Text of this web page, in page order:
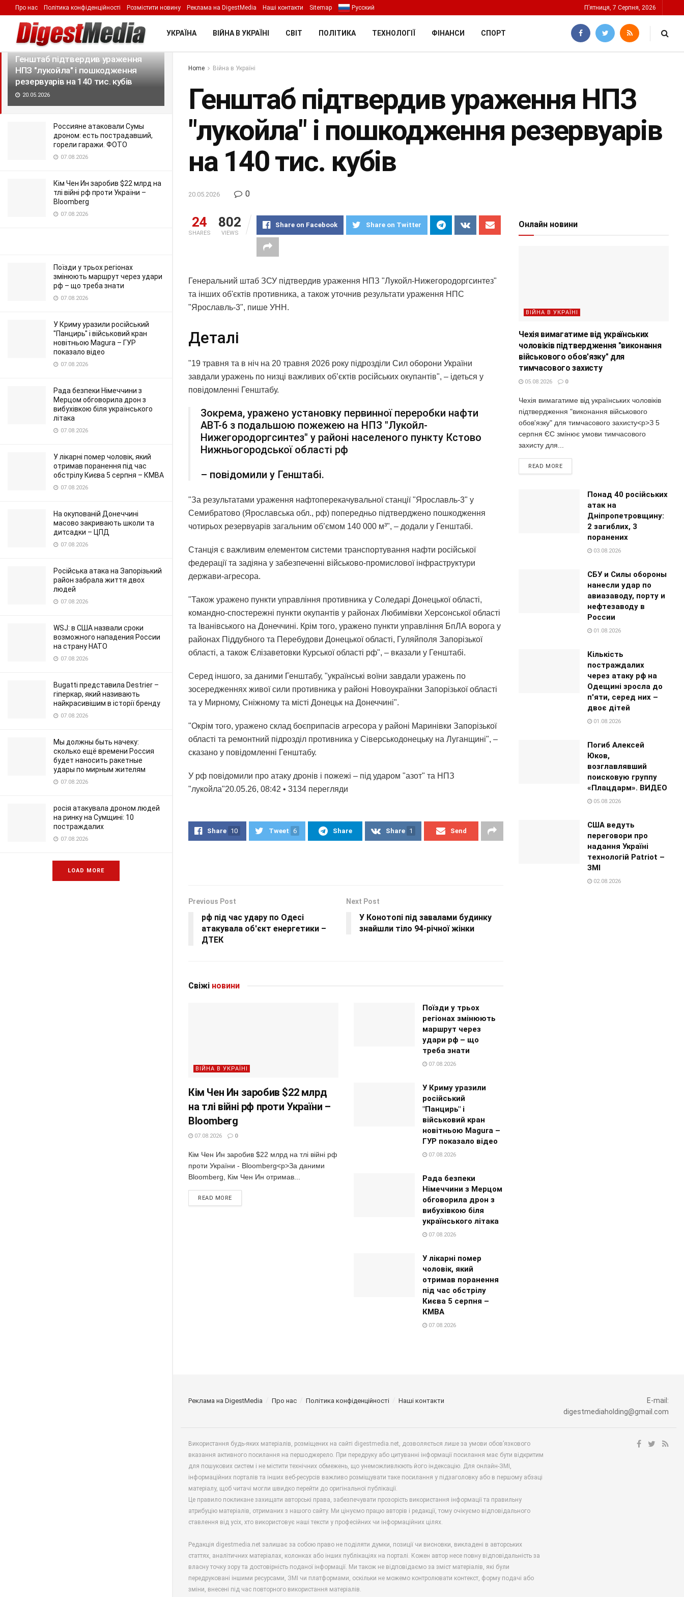
LATEST TRENDING Filter
Генштаб підтвердив ураження
НПЗ "лукойла" і пошкодження
резервуарів на 140 тис. кубів
20.05.2026
Россияне атаковали Сумы
дроном: есть пострадавший,
горели гаражи. ФОТО
07.08.2026
Кім Чен Ин заробив $22 млрд на
тлі війні рф проти України –
Bloomberg
07.08.2026
Поїзди у трьох регіонах
змінюють маршрут через удари
рф – що треба знати
07.08.2026
У Криму уразили російський
"Панцирь" і військовий кран
новітньою Magura – ГУР
показало відео
07.08.2026
Рада безпеки Німеччини з
Мерцом обговорила дрон з
вибухівкою біля українського
літака
07.08.2026
У лікарні помер чоловік, який
отримав поранення під час
обстрілу Києва 5 серпня – КМВА
07.08.2026
На окупованій Донеччині
масово закривають школи та
дитсадки – ЦПД
07.08.2026
Російська атака на Запорізький
район забрала життя двох
людей
07.08.2026
WSJ: в США назвали сроки
возможного нападения России
на страну НАТО
07.08.2026
Bugatti представила Destrier –
гіперкар, який називають
найкрасивішим в історії бренду
07.08.2026
Мы должны быть начеку:
сколько ещё времени Россия
будет наносить ракетные
удары по мирным жителям
07.08.2026
росія атакувала дроном людей
на ринку на Сумщині: 10
постраждалих
07.08.2026
LOAD MORE
Про нас Політика конфіденційності Розмістити новину Реклама на DigestMedia Наші контакти Sitemap Русский П’ятниця, 7 Серпня, 2026
УКРАЇНА ВІЙНА В УКРАЇНІ СВІТ ПОЛІТИКА ТЕХНОЛОГІЇ ФІНАНСИ СПОРТ
Home Війна в Україні
Генштаб підтвердив ураження НПЗ
"лукойла" і пошкодження резервуарів
на 140 тис. кубів
20.05.2026 0
24
SHARES
802
VIEWS
Share on Facebook Share on Twitter
Генеральний штаб ЗСУ підтвердив ураження НПЗ "Лукойл-Нижегородоргсинтез"
та інших об'єктів противника, а також уточнив результати ураження НПС
"Ярославль-3", пише УНН.
Деталі
"19 травня та в ніч на 20 травня 2026 року підрозділи Сил оборони України
завдали уражень по низці важливих об’єктів російських окупантів", – ідеться у
повідомленні Генштабу.
Зокрема, уражено установку первинної переробки нафти
АВТ-6 з подальшою пожежею на НПЗ "Лукойл-
Нижегородоргсинтез" у районі населеного пункту Кстово
Нижньогородської області рф
– повідомили у Генштабі.
"За результатами ураження нафтоперекачувальної станції "Ярославль-3" у
Семибратово (Ярославська обл., рф) попередньо підтверджено пошкодження
чотирьох резервуарів загальним об’ємом 140 000 м³", – додали у Генштабі.
Станція є важливим елементом системи транспортування нафти російської
федерації та задіяна у забезпеченні військово-промислової інфраструктури
держави-агресора.
"Також уражено пункти управління противника у Соледарі Донецької області,
командно-спостережні пункти окупантів у районах Любимівки Херсонської області
та Іванівського на Донеччині. Крім того, уражено пункти управління БпЛА ворога у
районах Піддубного та Перебудови Донецької області, Гуляйполя Запорізької
області, а також Єлізаветовки Курської області рф", – вказали у Генштабі.
Серед іншого, за даними Генштабу, "українські воїни завдали уражень по
зосередженнях живої сили противника у районі Новоукраїнки Запорізької області
та у Мирному, Сніжному та місті Донецьк на Донеччині".
"Окрім того, уражено склад боєприпасів агресора у районі Маринівки Запорізької
області та ремонтний підрозділ противника у Сіверськодонецьку на Луганщині", –
сказано у повідомленні Генштабу.
У рф повідомили про атаку дронів і пожежі – під ударом "азот" та НПЗ
"лукойла"20.05.26, 08:42 • 3134 перегляди
Share 10 Tweet 6 Share Share 1 Send
Previous Post
рф під час удару по Одесі
атакувала об'єкт енергетики –
ДТЕК
Next Post
У Конотопі під завалами будинку
знайшли тіло 94-річної жінки
Свіжі новини
ВІЙНА В УКРАЇНІ
Кім Чен Ин заробив $22 млрд
на тлі війні рф проти України –
Bloomberg
07.08.2026 0
Кім Чен Ин заробив $22 млрд на тлі війні рф
проти України - Bloomberg<p>За даними
Bloomberg, Кім Чен Ин отримав...
READ MORE
Поїзди у трьох
регіонах змінюють
маршрут через
удари рф – що
треба знати
07.08.2026
У Криму уразили
російський
"Панцирь" і
військовий кран
новітньою Magura –
ГУР показало відео
07.08.2026
Рада безпеки
Німеччини з Мерцом
обговорила дрон з
вибухівкою біля
українського літака
07.08.2026
У лікарні помер
чоловік, який
отримав поранення
під час обстрілу
Києва 5 серпня –
КМВА
07.08.2026
Онлайн новини
ВІЙНА В УКРАЇНІ
Чехія вимагатиме від українських
чоловіків підтвердження "виконання
військового обов'язку" для
тимчасового захисту
05.08.2026 0
Чехія вимагатиме від українських чоловіків
підтвердження "виконання військового
обов'язку" для тимчасового захисту<p>З 5
серпня ЄС змінює умови тимчасового
захисту для...
READ MORE
Понад 40 російських
атак на
Дніпропетровщину:
2 загиблих, 3
поранених
03.08.2026
СБУ и Силы обороны
нанесли удар по
авиазаводу, порту и
нефтезаводу в
России
01.08.2026
Кількість
постраждалих
через атаку рф на
Одещині зросла до
п'яти, серед них –
двоє дітей
01.08.2026
Погиб Алексей
Юков,
возглавлявший
поисковую группу
«Плацдарм». ВИДЕО
05.08.2026
США ведуть
переговори про
надання Україні
технологій Patriot –
ЗМІ
02.08.2026
Реклама на DigestMedia Про нас Політика конфіденційності Наші контакти
E-mail:
digestmediaholding@gmail.com
Використання будь-яких матеріалів, розміщених на сайті digestmedia.net, дозволяється лише за умови обов’язкового
вказання активного посилання на першоджерело. При передруку або цитуванні інформації посилання має бути відкритим
для пошукових систем і не містити технічних обмежень, що унеможливлюють його індексацію. Для онлайн-ЗМІ,
інформаційних порталів та інших веб-ресурсів важливо розміщувати таке посилання у підзаголовку або в першому абзаці
матеріалу, щоб читачі могли швидко перейти до оригінальної публікації.
Це правило покликане захищати авторські права, забезпечувати прозорість використання інформації та правильну
атрибуцію матеріалів, отриманих з нашого сайту. Ми цінуємо працю авторів і редакції, тому очікуємо відповідального
ставлення від усіх, хто використовує наші тексти у професійних чи інформаційних цілях.
Редакція digestmedia.net залишає за собою право не поділяти думки, позиції чи висновки, викладені в авторських
статтях, аналітичних матеріалах, колонках або інших публікаціях на порталі. Кожен автор несе повну відповідальність за
власну точку зору та достовірність поданої інформації. Ми також не відповідаємо за зміст матеріалів, які були
передруковані іншими ресурсами, ЗМІ чи платформами, оскільки не можемо контролювати контекст, форму подачі або
зміни, внесені під час повторного використання матеріалів.